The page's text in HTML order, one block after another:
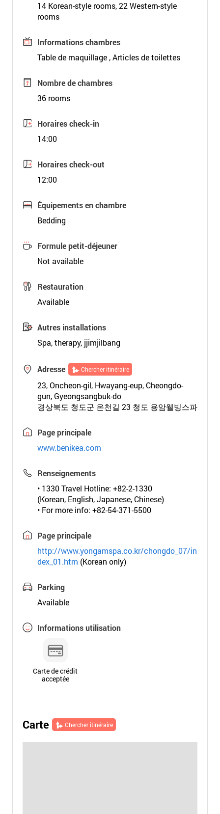
14 Korean-style rooms, 22 Western-style
rooms
Informations chambres
Table de maquillage , Articles de toilettes
Nombre de chambres
36 rooms
Horaires check-in
14:00
Horaires check-out
12:00
Équipements en chambre
Bedding
Formule petit-déjeuner
Not available
Restauration
Available
Autres installations
Spa, therapy, jjimjilbang
Adresse Chercher itinéraire
23, Oncheon-gil, Hwayang-eup, Cheongdo-
gun, Gyeongsangbuk-do
경상북도 청도군 온천길 23 청도 용암웰빙스파
Page principale
www.benikea.com
Renseignements
• 1330 Travel Hotline: +82-2-1330
(Korean, English, Japanese, Chinese)
• For more info: +82-54-371-5500
Page principale
http://www.yongamspa.co.kr/chongdo_07/in
dex_01.htm (Korean only)
Parking
Available
Informations utilisation
Carte de crédit
acceptée
Carte Chercher itinéraire